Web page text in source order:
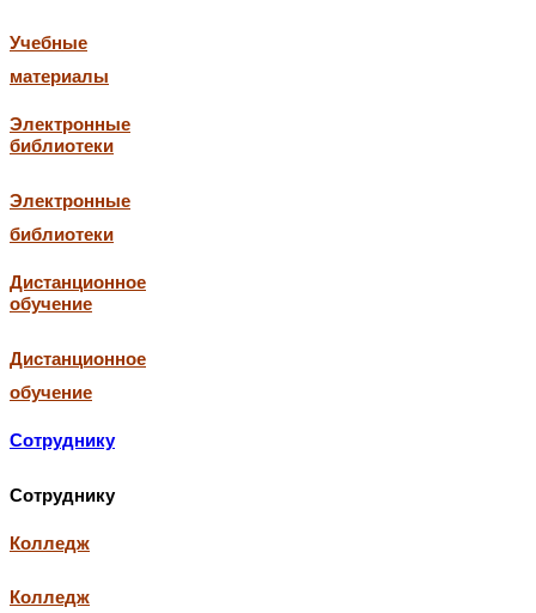
Учебные
материалы
Электронные
библиотеки
Электронные
библиотеки
Дистанционное
обучение
Дистанционное
обучение
Сотруднику
Сотруднику
Колледж
Колледж